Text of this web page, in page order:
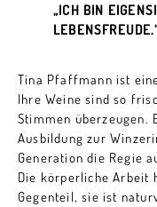
„ICH BIN
Tina Pfaffmann ist
Ihre Weine sind so
Stimmen überzeugen.
Ausbildung zur
Generation die Regie
Die körperliche Arbeit
Gegenteil, sie ist